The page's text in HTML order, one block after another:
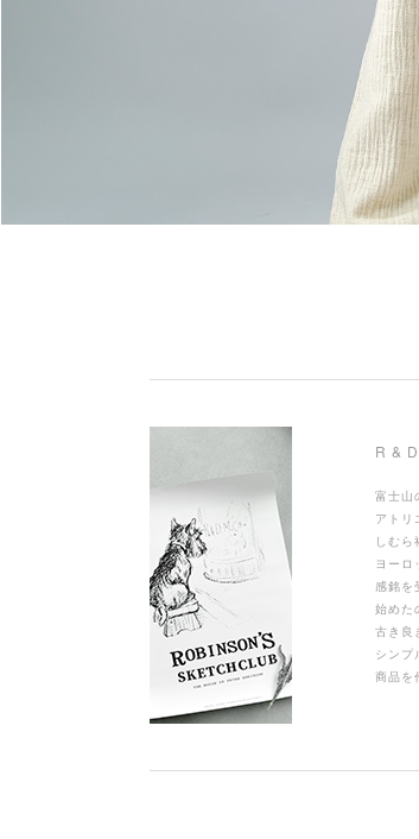
R &
富士山
アトリ
しむら
ヨーロ
感銘を
始めた
古き良
シンプ
商品を